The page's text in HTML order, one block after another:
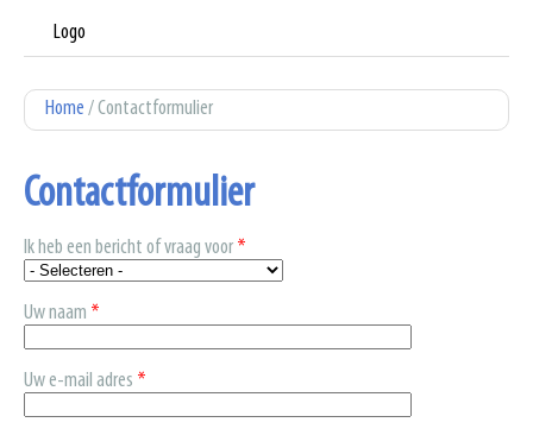
Logo
U bent hier
Home / Contactformulier
Contactformulier
Ik heb een bericht of vraag voor *
Uw naam *
Uw e-mail adres *